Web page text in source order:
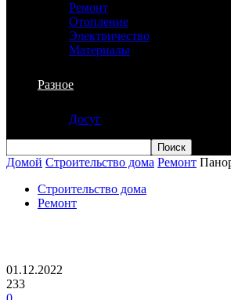
Ремонт
Отопление
Электричество
Материалы
Разное
Досуг
Домой Строительство дома Ремонт
Строительство дома
Ремонт
01.12.2022
233